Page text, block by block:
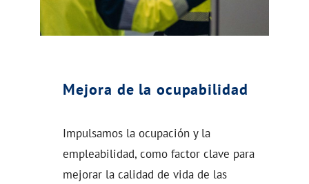
Mejora de la ocupabilidad
Impulsamos la ocupación y la
empleabilidad, como factor clave para
mejorar la calidad de vida de las